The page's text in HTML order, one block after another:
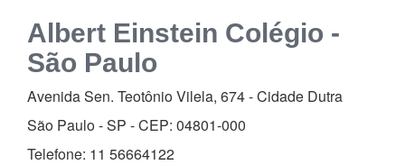
Albert Einstein Colégio -
São Paulo
Avenida Sen. Teotônio Vilela, 674-Cidade Dutra
São Paulo - SP - CEP: 04801-000
Telefone: 11 56664122